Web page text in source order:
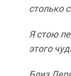
столько
Я стою
этого